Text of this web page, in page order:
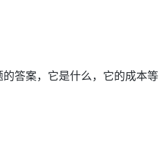
答案，它是什么，它的成本等